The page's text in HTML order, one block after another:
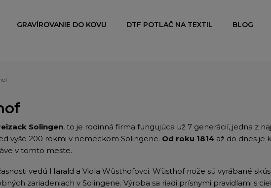
GRAVÍROVANIE DO KOVU DTF POTLAČ NA TEXTIL BLOG
Solingen, to je rodinná firma fungujúca už 7 generácií, jedna z
vyše 200 rokmi v nemeckom Solingene. Od roku 1814 až do dnes je
v tomto meste.
vedú Harald a Viola Wüsthofovci. Wüsthof nože sú vyrábané
zariadeniach v Solingene. Výroba sa riadi prísnymi pravidlami s